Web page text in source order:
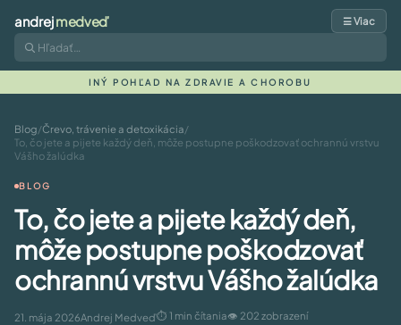
andrejmedveď ☰ Viac
INÝ POHĽAD NA ZDRAVIE A CHOROBU
Blog/Črevo, trávenie a detoxikácia/
To, čo jete a pijete každý deň, môže postupne poškodzovať ochrannú vrstvu
Vášho žalúdka
BLOG
To, čo jete a pijete každý deň,
môže postupne poškodzovať
ochrannú vrstvu Vášho žalúdka
21. mája 2026Andrej Medveď⏱ 1 min čítania👁 202 zobrazení